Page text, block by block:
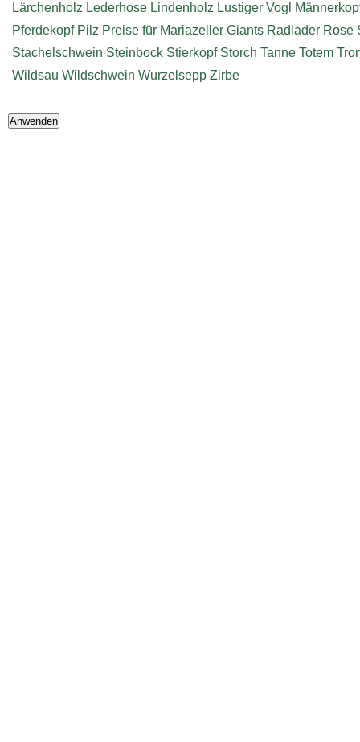
Lärchenholz Lederhose Lindenholz Lustiger Vogl
Pferdekopf Pilz Preise für Mariazeller Giants Radlader Rose
Stachelschwein Steinbock Stierkopf Storch Tanne Totem
Wildsau Wildschwein Wurzelsepp Zirbe